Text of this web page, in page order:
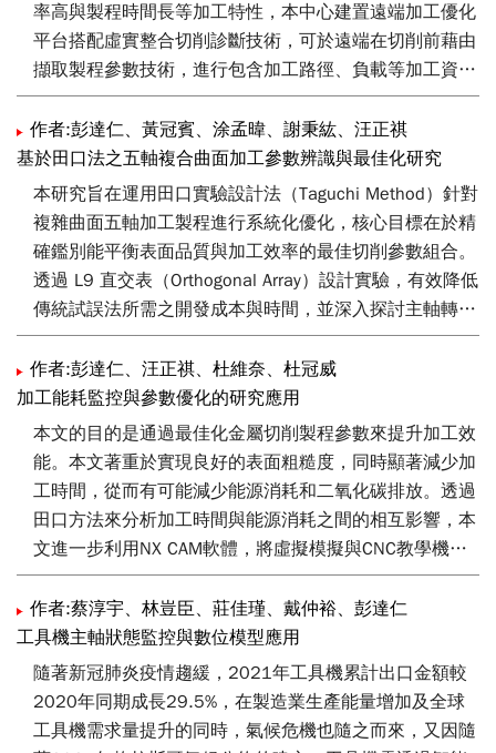
updating method）的虎鉗夾持條件辨識方法，將工件夾
持於虎鉗上的系統動態特性進行模擬，將一般手動模擬法
造成的模擬誤差14%降透過本技術的科學化調整至剩下
1.5%。透過較符合實際的模擬模型可提升切削穩態預測
的準確性，進而避免薄壁工件切削過程誘發顫振可能性，
率高與製程時間長等加工特性，本中心建置遠端加工優化
平台搭配虛實整合切削診斷技術，可於遠端在切削前藉由
擷取製程參數技術，進行包含加工路徑、負載等加工資料
解析為其進行加工優化，並進一步利用遠端管理平台技
術，引進自動化生產設備、導入智慧製造產線與線上量測
系統，除了可即時監測加工品質建立產品履歷，亦可回饋
參數進行優化補償，同時將產線數據上傳雲端，進行跨廠
區整合以降低生產成本並提高產能。
作者:彭達仁、黃冠賓、涂孟暐、謝秉紘、汪正祺
基於田口法之五軸複合曲面加工參數辨識與最佳化研究
本研究旨在運用田口實驗設計法（Taguchi Method）針對
複雜曲面五軸加工製程進行系統化優化，核心目標在於精
確鑑別能平衡表面品質與加工效率的最佳切削參數組合。
透過 L9 直交表（Orthogonal Array）設計實驗，有效降低
傳統試誤法所需之開發成本與時間，並深入探討主軸轉
速、進給率、接觸點參數及切削深度對表面粗糙度（Ra）
之物理影響。研究規劃選用四組幾何特徵迴異之桶形刀
具，於 100x50 mm 之複合曲面區域進行實證切削。實驗
結果顯示，刀具幾何結構對製程穩定性具關鍵主導作用。
在區域 B 中，具備較短懸伸之刀具 1（75 mm）展現出
優於刀具 2（90 mm）的結構剛性，能於 9000 RPM 高
速下維持穩定切削，顯著降低平均粗糙度。在區域 A 中，
螺旋角 55° 之刀具 4 相較於 50° 之刀具 3，成功將切削
深度之貢獻度從 70.81% 大幅降至 36.73%，將主控因子
引導至更具可控性之進給速率（46%），顯著提升了製程
強健性。本研究透過訊號雜訊比（S/N Ratio）與變異數
範，更量化解構了刀具長度與螺旋角對精密加工之物理貢
獻。此成果為自動化量產提供了高信賴度之標準化規範，
實證田口法在提升工業生產效率與產品品質穩定性上的卓
作者:彭達仁、汪正祺、杜維奈、杜冠威
加工能耗監控與參數優化的研究應用
本文的目的是通過最佳化金屬切削製程參數來提升加工效
能。本文著重於實現良好的表面粗糙度，同時顯著減少加
工時間，從而有可能減少能源消耗和二氧化碳排放。透過
田口方法來分析加工時間與能源消耗之間的相互影響，本
文進一步利用NX CAM軟體，將虛擬模擬與CNC教學機整
合進即時加工過程中。本文同時強調在追求加工效能與考
量切削負載的雙重考量下，對參數的貢獻度及最佳組合進
行評估和分析，以有效達到合理可實現的實際加工狀態。
作者:蔡淳宇、林豈臣、莊佳瑾、戴仲裕、彭達仁
工具機主軸狀態監控與數位模型應用
隨著新冠肺炎疫情趨緩，2021年工具機累計出口金額較
2020年同期成長29.5%，在製造業生產能量增加及全球
工具機需求量提升的同時，氣候危機也隨之而來，又因隨